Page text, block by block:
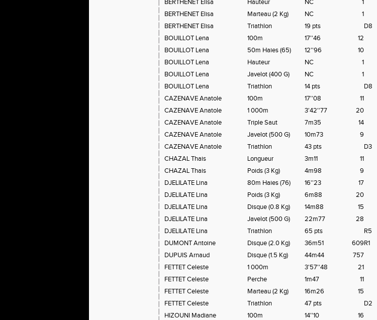
BERTHENET Elisa
Hauteur NC
1
BERTHENET Elisa
Marteau (2 Kg) NC
1
BERTHENET Elisa
Triathlon 19 pts
D8
BOUILLOT Lena
100m 17''46
12
BOUILLOT Lena
50m Haies (65) 12''96
10
BOUILLOT Lena
Hauteur NC
1
BOUILLOT Lena
Javelot (400 G) NC
1
BOUILLOT Lena
Triathlon 14 pts
D8
CAZENAVE Anatole
100m 17''08
11
CAZENAVE Anatole
1 000m 3'42''77
20
CAZENAVE Anatole
Triple Saut 7m35
14
CAZENAVE Anatole
Javelot (500 G) 10m73
9
CAZENAVE Anatole
Triathlon 43 pts
D3
CHAZAL Thais
Longueur 3m11
11
CHAZAL Thais
Poids (3 Kg) 4m98
9
DJELILATE Lina
80m Haies (76) 16''23
17
DJELILATE Lina
Poids (3 Kg) 6m88
20
DJELILATE Lina
Disque (0.8 Kg) 14m88
15
DJELILATE Lina
Javelot (500 G) 22m77
28
DJELILATE Lina
Triathlon 65 pts
R5
DUMONT Antoine
Disque (2.0 Kg) 36m51 609R1
DUPUIS Arnaud
Disque (1.5 Kg) 44m44
757
FETTET Celeste
1 000m 3'57''48
21
FETTET Celeste
Perche 1m47
11
FETTET Celeste
Marteau (2 Kg) 16m26
15
FETTET Celeste
Triathlon 47 pts
D2
HIZOUNI Madiane
100m 14''10
16
NOUVEAU en 2022,